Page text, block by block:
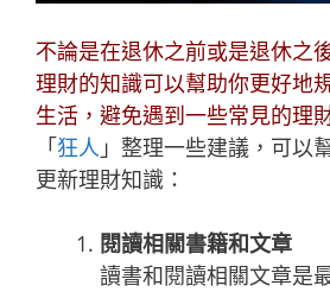
不論是在退休之前或是退休之
理財的知識可以幫助你更好地
生活，避免遇到一些常見的理
「狂人 」整理一些建議，可以
更新理財知識：
閱讀相關書籍和文章
讀書和閱讀相關文章是